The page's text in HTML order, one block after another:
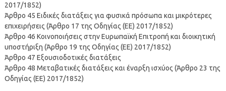
2017/1852)
Άρθρο 45 Ειδικές διατάξεις για φυσικά πρόσωπα και μικρότερες
επιχειρήσεις (Άρθρο 17 της Οδηγίας (ΕΕ) 2017/1852)
Άρθρο 46 Κοινοποιήσεις στην Ευρωπαϊκή Επιτροπή και διοικητική
υποστήριξη (Άρθρο 19 της Οδηγίας (ΕΕ) 2017/1852)
Άρθρο 47 Εξουσιοδοτικές διατάξεις
Άρθρο 48 Μεταβατικές διατάξεις και έναρξη ισχύος (Άρθρο 23 της
Οδηγίας (ΕΕ) 2017/1852)